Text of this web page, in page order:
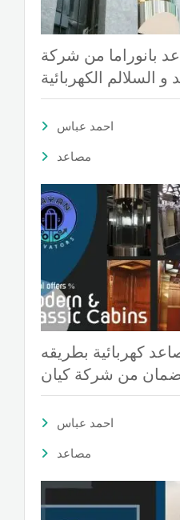
بانوراما من شركة
السلالم الكهربائية
احمد عباس
مصاعد
كهربائية بطريقه
من شركة كيان
احمد عباس
مصاعد